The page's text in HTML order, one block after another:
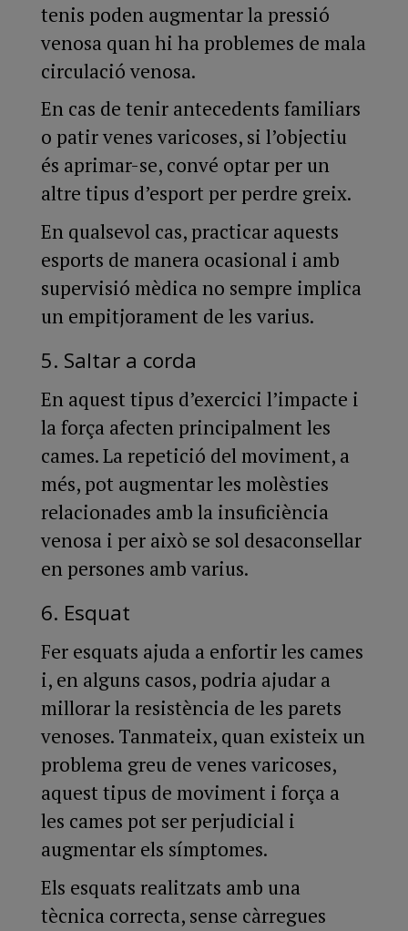
tenis poden augmentar la pressió
venosa quan hi ha problemes de mala
circulació venosa.
En cas de tenir antecedents familiars
o patir venes varicoses, si l’objectiu
és aprimar-se, convé optar per un
altre tipus d’esport per perdre greix.
En qualsevol cas, practicar aquests
esports de manera ocasional i amb
supervisió mèdica no sempre implica
un empitjorament de les varius.
5. Saltar a corda
En aquest tipus d’exercici l’impacte i
la força afecten principalment les
cames. La repetició del moviment, a
més, pot augmentar les molèsties
relacionades amb la insuficiència
venosa i per això se sol desaconsellar
en persones amb varius.
6. Esquat
Fer esquats ajuda a enfortir les cames
i, en alguns casos, podria ajudar a
millorar la resistència de les parets
venoses. Tanmateix, quan existeix un
problema greu de venes varicoses,
aquest tipus de moviment i força a
les cames pot ser perjudicial i
augmentar els símptomes.
Els esquats realitzats amb una
tècnica correcta, sense càrregues